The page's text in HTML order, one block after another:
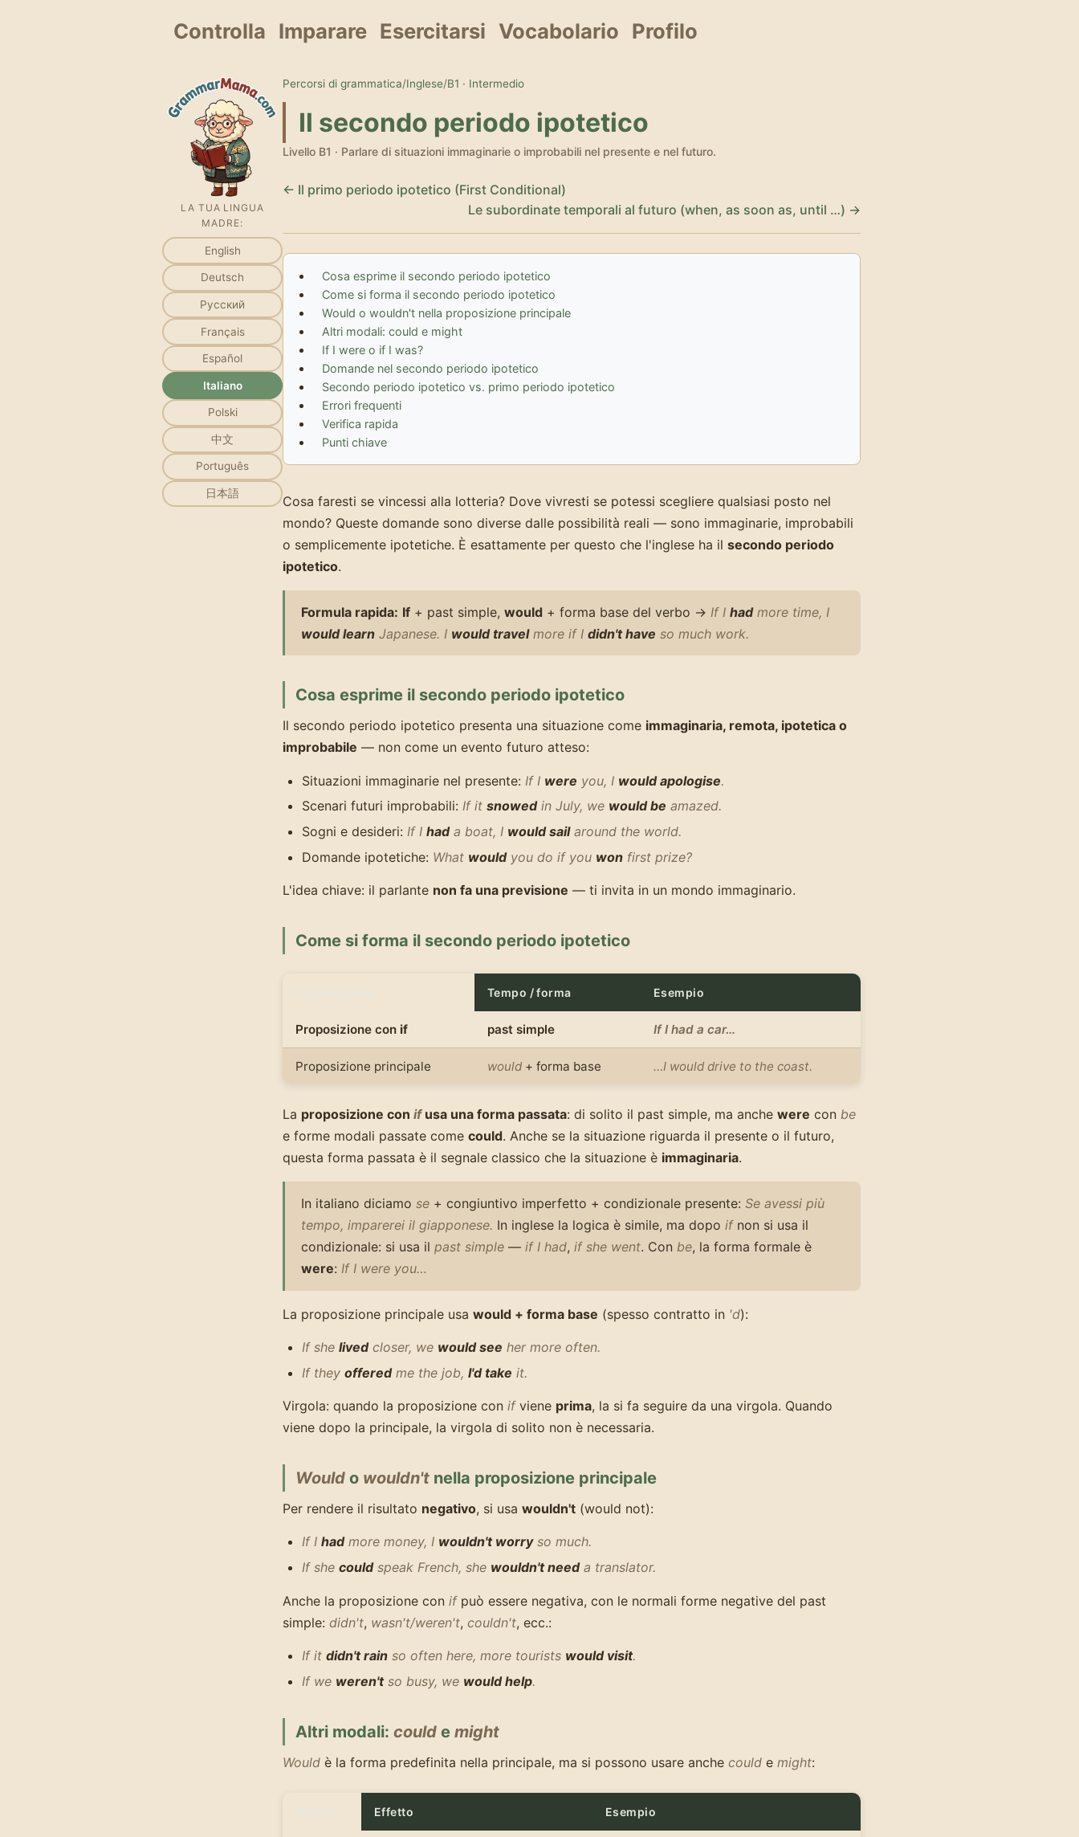
Controlla Imparare Esercitarsi Vocabolario Profilo
LA TUA LINGUA
MADRE:
English
Deutsch
Русский
Français
Español
Italiano
Polski
中文
Português
日本語
Percorsi di grammatica/Inglese/B1 · Intermedio
Il secondo periodo ipotetico
Livello B1 · Parlare di situazioni immaginarie o improbabili nel presente e nel futuro.
← Il primo periodo ipotetico (First Conditional)
Le subordinate temporali al futuro (when, as soon as, until …) →
Cosa esprime il secondo periodo ipotetico
Come si forma il secondo periodo ipotetico
Would o wouldn't nella proposizione principale
Altri modali: could e might
If I were o if I was?
Domande nel secondo periodo ipotetico
Secondo periodo ipotetico vs. primo periodo ipotetico
Errori frequenti
Verifica rapida
Punti chiave
Cosa faresti se vincessi alla lotteria? Dove vivresti se potessi scegliere qualsiasi posto nel
mondo? Queste domande sono diverse dalle possibilità reali — sono immaginarie, improbabili
o semplicemente ipotetiche. È esattamente per questo che l'inglese ha il secondo periodo
ipotetico.
Formula rapida: If + past simple, would + forma base del verbo → If I hadmore time, I
would learn Japanese. I would travelmore if I didn't have so much work.
Cosa esprime il secondo periodo ipotetico
Il secondo periodo ipotetico presenta una situazione come immaginaria, remota, ipotetica o
improbabile — non come un evento futuro atteso:
Situazioni immaginarie nel presente: If I were you, I would apologise.
Scenari futuri improbabili: If it snowedin July, we would be amazed.
Sogni e desideri: If I hada boat, I would sailaround the world.
Domande ipotetiche: What wouldyou do if you won first prize?
L'idea chiave: il parlante non fa una previsione — ti invita in un mondo immaginario.
Come si forma il secondo periodo ipotetico
Tempo / forma Esempio
Proposizione con if past simple If I had a car…
Proposizione principale would + forma base …I would drive to the coast.
La proposizione con ifusa una forma passata: di solito il past simple, ma anche were con be
e forme modali passate come could. Anche se la situazione riguarda il presente o il futuro,
questa forma passata è il segnale classico che la situazione è immaginaria.
In italiano diciamo se + congiuntivo imperfetto + condizionale presente: Se avessi più
tempo, imparerei il giapponese. In inglese la logica è simile, ma dopo ifnon si usa il
condizionale: si usa il past simple — if I had, if she went. Con be, la forma formale è
were: If I were you…
La proposizione principale usa would + forma base (spesso contratto in 'd):
If she livedcloser, we would see her more often.
If they offeredme the job, I'd take it.
Virgola: quando la proposizione con ifviene prima, la si fa seguire da una virgola. Quando
viene dopo la principale, la virgola di solito non è necessaria.
Wouldo wouldn'tnella proposizione principale
Per rendere il risultato negativo, si usa wouldn't (would not):
If I hadmore money, I wouldn't worryso much.
If she couldspeak French, she wouldn't needa translator.
Anche la proposizione con ifpuò essere negativa, con le normali forme negative del past
simple: didn't, wasn't/weren't, couldn't, ecc.:
If it didn't rain so often here, more tourists would visit.
If we weren'tso busy, we would help.
Altri modali: coulde might
Would è la forma predefinita nella principale, ma si possono usare anche could e might:
Effetto Esempio